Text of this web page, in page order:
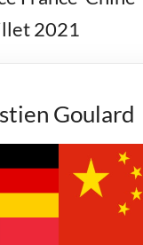
2021
Goulard